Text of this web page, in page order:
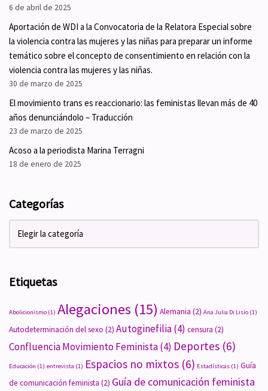
6 de abril de 2025
Aportación de WDI a la Convocatoria de la Relatora Especial sobre
la violencia contra las mujeres y las niñas para preparar un informe
temático sobre el concepto de consentimiento en relación con la
violencia contra las mujeres y las niñas.
30 de marzo de 2025
El movimiento trans es reaccionario: las feministas llevan más de 40
años denunciándolo – Traducción
23 de marzo de 2025
Acoso a la periodista Marina Terragni
18 de enero de 2025
Categorías
Etiquetas
Abolicionismo (1) Alegaciones (15) Alemania (2) Ana Julia Di Lisio (1)
Autodeterminación del sexo (2) Autoginefilia(4) censura (2)
Confluencia Movimiento Feminista(4) Deportes (6)
Educación (1) entrevista (1) Espacios no mixtos (6) Estadísticas (1) Guía
de comunicación feminista (2) Guía de comunicación feminista